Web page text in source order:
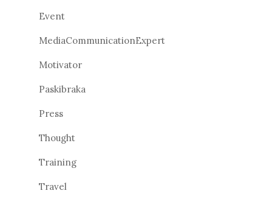
Event
MediaCommunicationExpert
Motivator
Paskibraka
Press
Thought
Training
Travel